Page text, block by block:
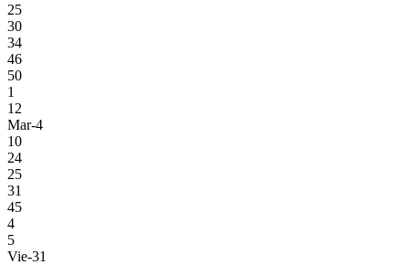
25
30
34
46
50
1
12
Mar-4
10
24
25
31
45
4
5
Vie-31